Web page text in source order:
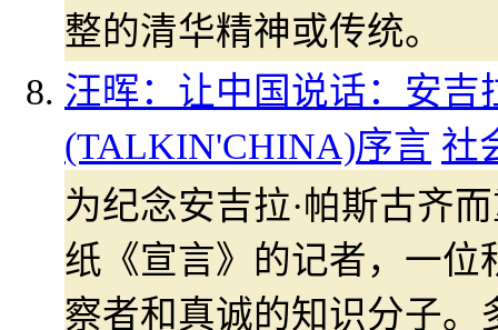
整的清华精神或传统。
汪晖：让中国说话：安吉
(TALKIN'CHINA)序言 社
为纪念安吉拉·帕斯古齐
纸《宣言》的记者，一
察者和真诚的知识分子